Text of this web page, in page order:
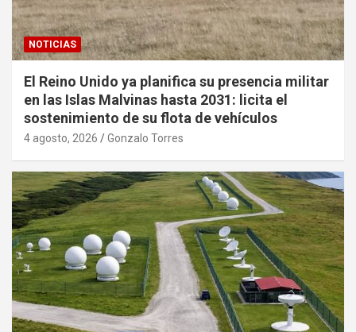
NOTICIAS
El Reino Unido ya planifica su presencia militar
en las Islas Malvinas hasta 2031: licita el
sostenimiento de su flota de vehículos
4 agosto, 2026 Gonzalo Torres